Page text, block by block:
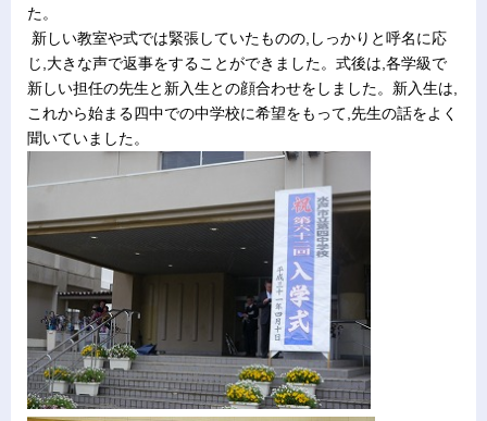
た。
新しい教室や式では緊張していたものの,しっかりと呼名に応
じ,大きな声で返事をすることができました。式後は,各学級で
新しい担任の先生と新入生との顔合わせをしました。新入生は,
これから始まる四中での中学校に希望をもって,先生の話をよく
聞いていました。